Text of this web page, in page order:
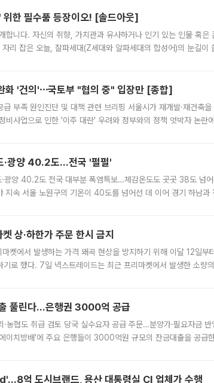
한 필수품 등장이오! [솔드아웃]
합니다. 자신의 취향, 가치관과 유사하거나 인기 있는 인물 혹은
리 잡은 오늘, 잘파세대(Z세대와 알파세대의 합성어)의 눈길이
화 '건의'⋯국토부 "협의 중" 입장만 [종합]
급 부족 원인진단 및 대책 관련 브리핑 서울시가 재개발·재건축을
비사업으로 인한 '이주 대란' 우려와 정부와의 정책 엇박자 논란
·광양 40.2도…전국 '펄펄'
양 40.2도 전국 대부분 폭염특보…체감온도도 곳곳 38도 넘
지속 서울 노원구의 기온이 40도를 넘어선 데 이어 경기 하남과
상·하한가 주문 한시 금지
켓에서 발생하는 가격 왜곡 현상을 방지하기 위해 이달 12일부
기로 했다. 7일 넥스트레이드는 최근 프리마켓에서 발생한 소량
풀린다…은행권 3000억 공급
농협도 취급 검토 당국 실수요자 공급 주문…분양가·필요자금 반
이치방배’에 주요 은행들이 3000억원 규모의 잔금대출을 공급
억 도시브랜드, 용산 대통령실 CI 업체가 수행